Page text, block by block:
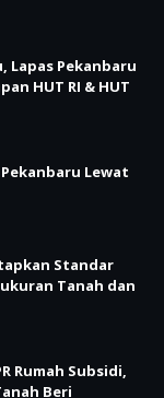
Lapas Pekanbaru
HUT RI & HUT
Lewat
Standar
Tanah dan
Rumah Subsidi,
Beri